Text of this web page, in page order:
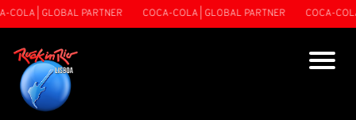
COLA | GLOBAL PARTNER COCA-COLA | GLOBAL PARTNER COCA-